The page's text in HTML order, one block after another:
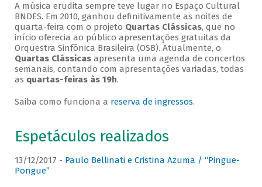
A música erudita sempre teve lugar no Espaço Cultural
BNDES. Em 2010, ganhou definitivamente as noites de
quarta-feira com o projeto Quartas Clássicas, que no
início oferecia ao público apresentações gratuitas da
Orquestra Sinfônica Brasileira (OSB). Atualmente, o
Quartas Clássicasapresenta uma agenda de concertos
semanais, contando com apresentações variadas, todas
as quartas-feiras às 19h.
Saiba como funciona a reserva de ingressos.
Espetáculos realizados
13/12/2017 - Paulo Bellinati e Cristina Azuma / “Pingue-
Pongue”